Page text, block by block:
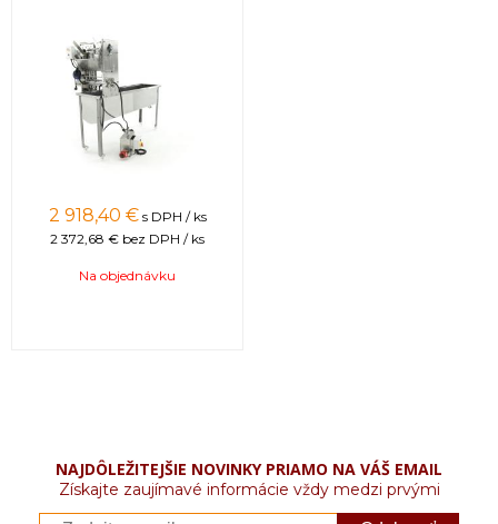
2 918,40 € s DPH / ks
2 372,68 € bez DPH / ks
Na objednávku
NAJDÔLEŽITEJŠIE NOVINKY PRIAMO NA VÁŠ EMAIL
Získajte zaujímavé informácie vždy medzi prvými